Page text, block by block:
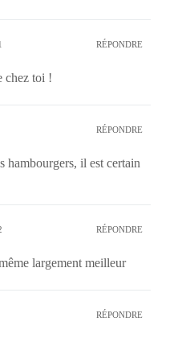
RÉPONDRE
chez toi !
RÉPONDRE
hambourgers, il est certain
RÉPONDRE
largement meilleur
RÉPONDRE